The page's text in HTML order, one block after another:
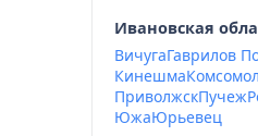
Ивановская
ВичугаГаврилов
Кинешма
ПриволжскПучеж
ЮжаЮрьевец